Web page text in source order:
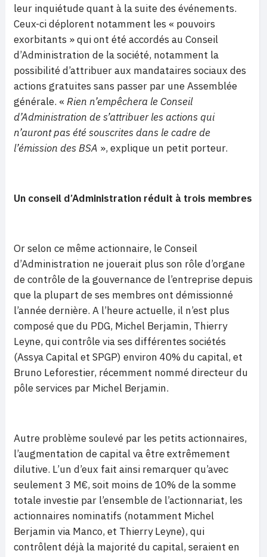
leur inquiétude quant à la suite des événements.
Ceux-ci déplorent notamment les « pouvoirs
exorbitants » qui ont été accordés au Conseil
d’Administration de la société, notamment la
possibilité d’attribuer aux mandataires sociaux des
actions gratuites sans passer par une Assemblée
générale. « Rien n’empêchera le Conseil
d’Administration de s’attribuer les actions qui
n’auront pas été souscrites dans le cadre de
l’émission des BSA », explique un petit porteur.
Un conseil d’Administration réduit à trois membres
Or selon ce même actionnaire, le Conseil
d’Administration ne jouerait plus son rôle d’organe
de contrôle de la gouvernance de l’entreprise depuis
que la plupart de ses membres ont démissionné
l’année dernière. A l’heure actuelle, il n’est plus
composé que du PDG, Michel Berjamin, Thierry
Leyne, qui contrôle via ses différentes sociétés
(Assya Capital et SPGP) environ 40% du capital, et
Bruno Leforestier, récemment nommé directeur du
pôle services par Michel Berjamin.
Autre problème soulevé par les petits actionnaires,
l’augmentation de capital va être extrêmement
dilutive. L’un d’eux fait ainsi remarquer qu’avec
seulement 3 M€, soit moins de 10% de la somme
totale investie par l’ensemble de l’actionnariat, les
actionnaires nominatifs (notamment Michel
Berjamin via Manco, et Thierry Leyne), qui
contrôlent déjà la majorité du capital, seraient en